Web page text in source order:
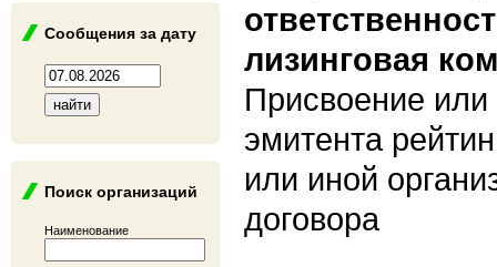
Сообщения за дату
Поиск организаций
Наименование
лизинговая
Присвоение или
эмитента
или иной
договора